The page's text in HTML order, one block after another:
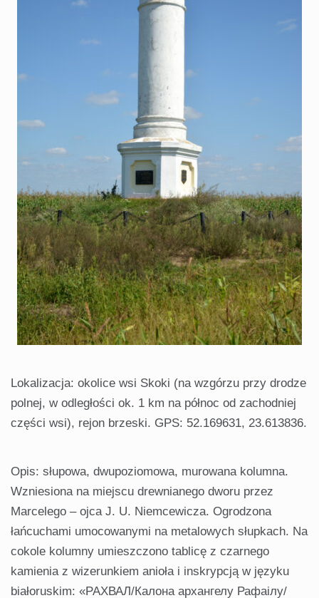
Lokalizacja: okolice wsi Skoki (na wzgórzu przy drodze
polnej, w odległości ok. 1 km na północ od zachodniej
części wsi), rejon brzeski. GPS: 52.169631, 23.613836.
Opis: słupowa, dwupoziomowa, murowana kolumna.
Wzniesiona na miejscu drewnianego dworu przez
Marcelego – ojca J. U. Niemcewicza. Ogrodzona
łańcuchami umocowanymi na metalowych słupkach. Na
cokole kolumny umieszczono tablicę z czarnego
kamienia z wizerunkiem anioła i inskrypcją w języku
białoruskim: «РАХВАЛ/Калона архангелу Рафаілу/